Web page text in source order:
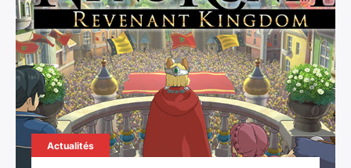
Actualités